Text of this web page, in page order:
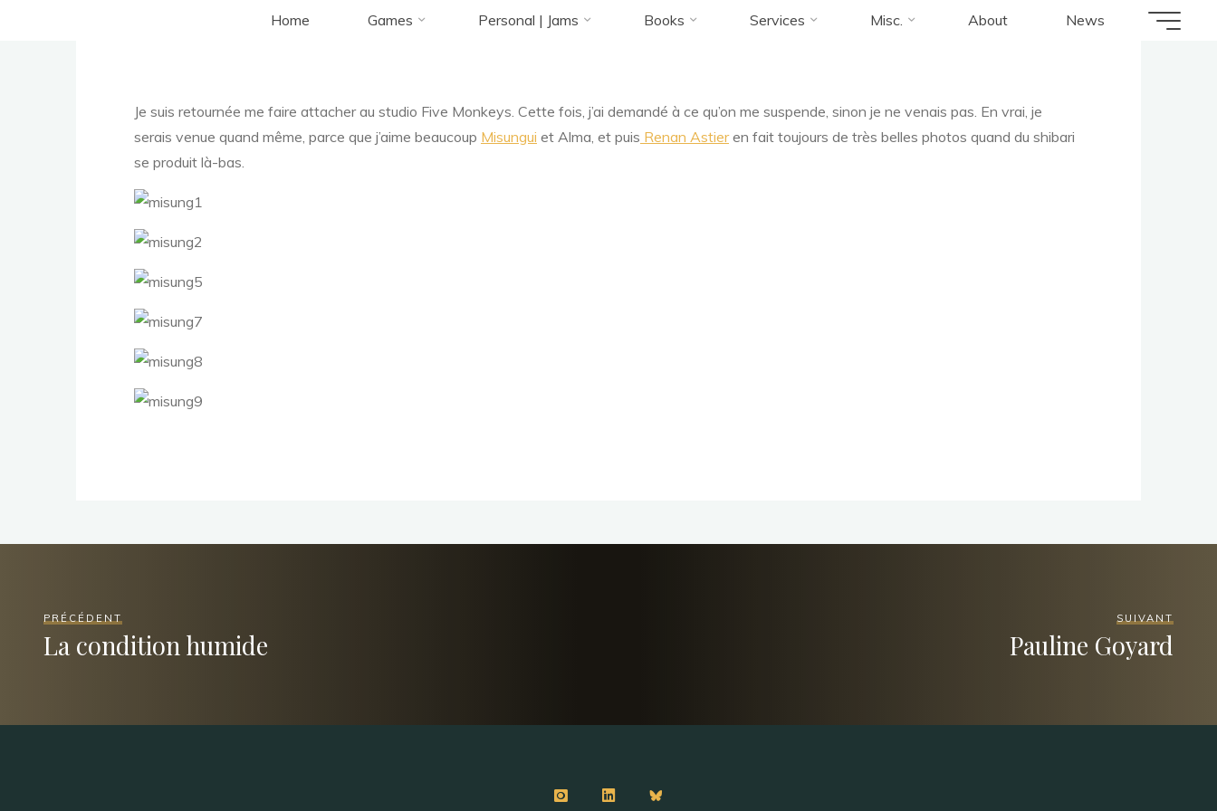
Home Games Personal | Jams Books Services Misc. About News
Florence Rivières
AccueilZArchive Poser Renan, Alma et Misungui
Je suis retournée me faire attacher au studio Five Monkeys. Cette fois, j’ai demandé à ce qu’on me suspende, sinon je ne venais pas. En vrai, je
serais venue quand même, parce que j’aime beaucoup Misungui et Alma, et puis Renan Astieren fait toujours de très belles photos quand du shibari
se produit là-bas.
PRÉCÉDENT
La condition humide
SUIVANT
Pauline Goyard